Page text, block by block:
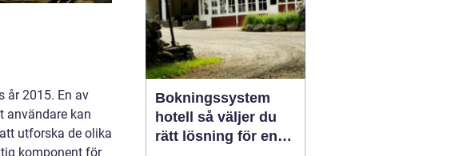
år 2015. En av
användare kan
utforska de olika
komponent för
Bokningssystem
hotell så väljer du
rätt lösning för en